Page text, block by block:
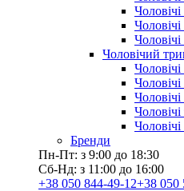
Чоловічі
Чоловічий
Бренди
Пн-Пт: з 9:00 до 18:30
Сб-Нд: з 11:00 до 16:00
+38 050 844-49-12+38 050